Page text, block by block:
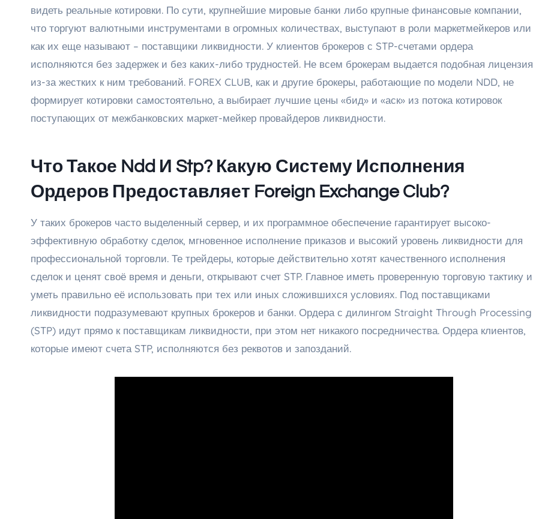
видеть реальные котировки. По сути, крупнейшие мировые банки либо крупные финансовые компании,
что торгуют валютными инструментами в огромных количествах, выступают в роли маркетмейкеров или
как их еще называют – поставщики ликвидности. У клиентов брокеров с STP-счетами ордера
исполняются без задержек и без каких-либо трудностей. Не всем брокерам выдается подобная лицензия
из-за жестких к ним требований. FOREX CLUB, как и другие брокеры, работающие по модели NDD, не
формирует котировки самостоятельно, а выбирает лучшие цены «бид» и «аск» из потока котировок
поступающих от межбанковских маркет-мейкер провайдеров ликвидности.
Что Такое Ndd И Stp? Какую Систему Исполнения
Ордеров Предоставляет Foreign Exchange Club?
У таких брокеров часто выделенный сервер, и их программное обеспечение гарантирует высоко-
эффективную обработку сделок, мгновенное исполнение приказов и высокий уровень ликвидности для
профессиональной торговли. Те трейдеры, которые действительно хотят качественного исполнения
сделок и ценят своё время и деньги, открывают счет STP. Главное иметь проверенную торговую тактику и
уметь правильно её использовать при тех или иных сложившихся условиях. Под поставщиками
ликвидности подразумевают крупных брокеров и банки. Ордера с дилингом Straight Through Processing
(STP) идут прямо к поставщикам ликвидности, при этом нет никакого посредничества. Ордера клиентов,
которые имеют счета STP, исполняются без реквотов и запозданий.